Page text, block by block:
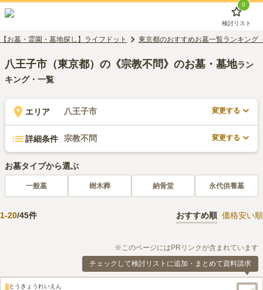
0
検討リスト
【お墓・霊園・墓地探し】ライフドット 東京都のおすすめお墓一覧ランキング
八王子市（東京都）の《宗教不問》のお墓・墓地ラン
キング・一覧
エリア 八王子市 変更する
詳細条件 宗教不問 変更する
お墓タイプから選ぶ
一般墓 樹木葬 納骨堂 永代供養墓
1-20/45件 おすすめ順 価格安い順
※このページにはPRリンクが含まれています
チェックして検討リストに追加・まとめて資料請求
とうきょうれいえん